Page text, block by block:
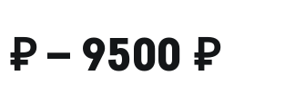
₽– 9500 ₽